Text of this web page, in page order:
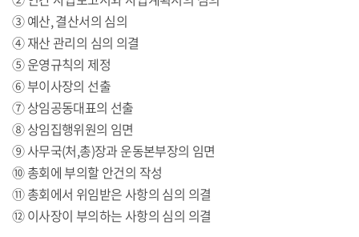
③ 예산, 결산서의 심의
④ 재산 관리의 심의 의결
⑤ 운영규칙의 제정
⑥ 부이사장의 선출
⑦ 상임공동대표의 선출
⑧ 상임집행위원의 임면
⑨ 사무국(처,총)장과 운동본부장의 임면
⑩ 총회에 부의할 안건의 작성
⑪ 총회에서 위임받은 사항의 심의 의결
⑫ 이사장이 부의하는 사항의 심의 의결